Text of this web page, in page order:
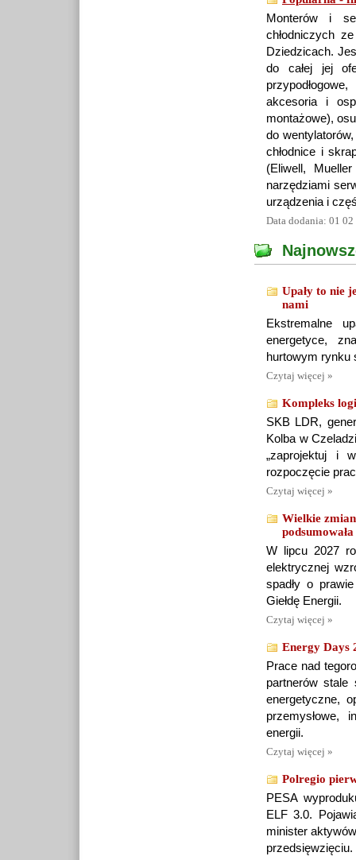
Monterów i
chłodniczych
Dziedzicach.
do całej jej
akcesoria i
montażowe),
do
chłodnice i
(Eliwell,
narzędziami
urządzenia i
Data dodania: 01
Upały to nie
nami
Ekstremalne
energetyce,
hurtowym rynku
Czytaj więcej »
Kompleks
SKB LDR,
Kolba w
„zaprojektuj i
rozpoczęcie
Czytaj więcej »
Wielkie
W lipcu 2027
elektrycznej
spadły o
Giełdę Energii.
Czytaj więcej »
Energy Days
Prace nad
partnerów stale
energetyczne,
przemysłowe,
energii.
Czytaj więcej »
Polregio
PESA
ELF 3.0.
minister
przedsięwzięciu.